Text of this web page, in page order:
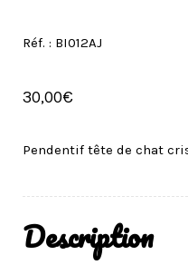
Réf. : BI012AJ
30,00€
Pendentif tête de chat
Description